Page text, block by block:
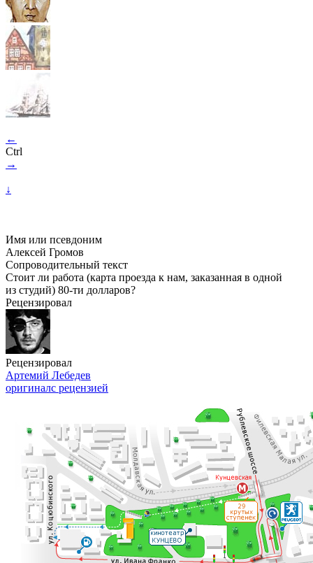
←
Ctrl
→
↓
Имя или псевдоним
Алексей Громов
Сопроводительный текст
Стоит ли работа (карта проезда к нам, заказанная в одной
из студий) 80-ти долларов?
Рецензировал
Рецензировал
Артемий Лебедев
оригиналс рецензией